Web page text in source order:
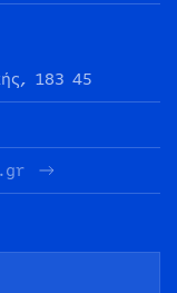
183 45